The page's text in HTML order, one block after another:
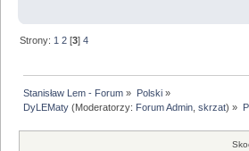
Strony: 1 2 [3]4
Stanisław Lem - Forum » Polski»
DyLEMaty (Moderatorzy: Forum Admin ,skrzat) »